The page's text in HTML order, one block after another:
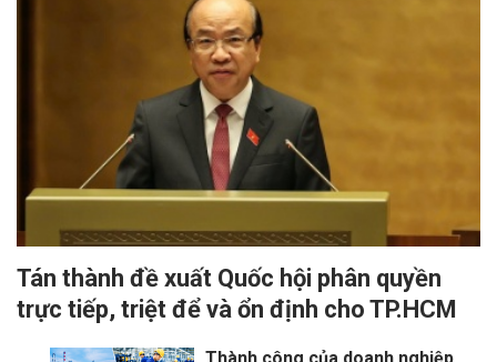
Tán thành đề xuất Quốc hội phân quyền
trực tiếp, triệt để và ổn định cho TP.HCM